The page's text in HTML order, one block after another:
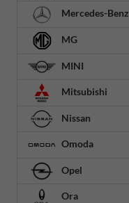
Mercedes-Benz
MG
MINI
Mitsubishi
Nissan
Omoda
Opel
Ora